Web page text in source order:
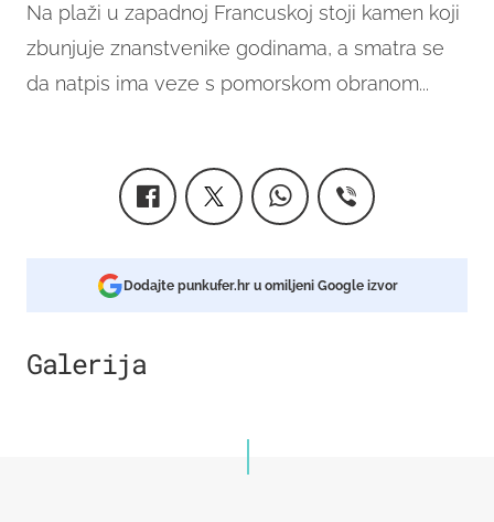
Na plaži u zapadnoj Francuskoj stoji kamen koji
zbunjuje znanstvenike godinama, a smatra se
da natpis ima veze s pomorskom obranom...
Dodajte punkufer.hr u omiljeni Google izvor
Galerija